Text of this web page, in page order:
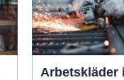
Arbetskläder i